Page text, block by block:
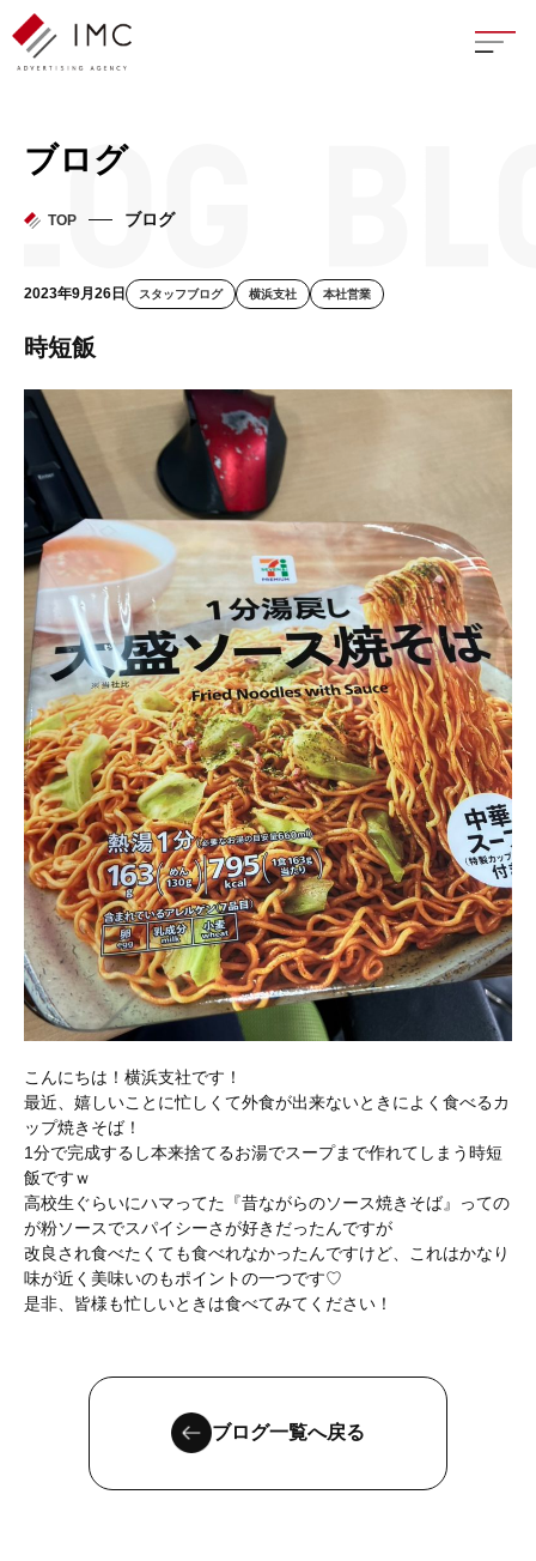
座談
ブログ
TOP ブログ
2023年9月26日 スタッフブログ 横浜支社 本社営業
時短飯
こんにちは！横浜支社です！
最近、嬉しいことに忙しくて外食が出来ないときによく食べるカ
ップ焼きそば！
1分で完成するし本来捨てるお湯でスープまで作れてしまう時短
飯ですｗ
高校生ぐらいにハマってた『昔ながらのソース焼きそば』っての
が粉ソースでスパイシーさが好きだったんですが
改良され食べたくても食べれなかったんですけど、これはかなり
味が近く美味いのもポイントの一つです♡
是非、皆様も忙しいときは食べてみてください！
ブログ一覧へ戻る